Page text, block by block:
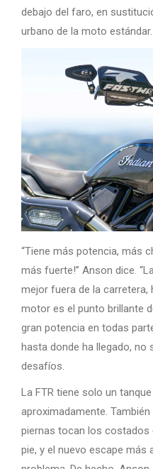
debajo del faro, en
urbano de la moto estándar.
“Tiene más potencia, más
más fuerte!” Anson dice.
mejor fuera de la carretera,
motor es el punto brillante
gran potencia en todas
hasta donde ha llegado, no
desafíos.
La FTR tiene solo un
aproximadamente.
piernas tocan los costados
pie, y el nuevo escape más